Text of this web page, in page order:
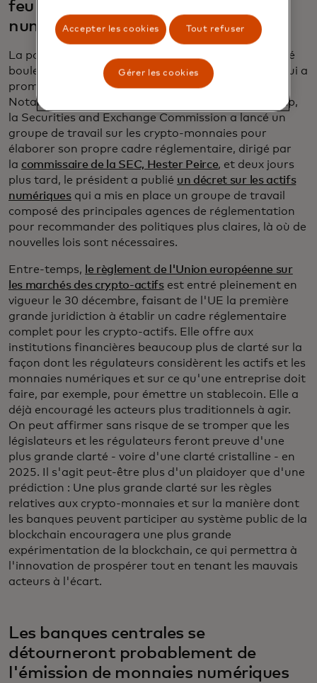
feu vert pour adopter les actifs
numériques.
La position plus crypto-critique des États-Unis a été
bouleversée par l'investiture du président Trump, qui a
promis d'être le premier "crypto-président".
Notamment, dès le deuxième jour complet de Trump,
la Securities and Exchange Commission a lancé un
groupe de travail sur les crypto-monnaies pour
élaborer son propre cadre réglementaire, dirigé par
la commissaire de la SEC, Hester Peirce, et deux jours
plus tard, le président a publié un décret sur les actifs
numériquesqui a mis en place un groupe de travail
composé des principales agences de réglementation
pour recommander des politiques plus claires, là où de
nouvelles lois sont nécessaires.
Entre-temps,
le règlement de l'Union européenne sur
les marchés des crypto-actifsest entré pleinement en
vigueur le 30 décembre, faisant de l'UE la première
grande juridiction à établir un cadre réglementaire
complet pour les crypto-actifs. Elle offre aux
institutions financières beaucoup plus de clarté sur la
façon dont les régulateurs considèrent les actifs et les
monnaies numériques et sur ce qu'une entreprise doit
faire, par exemple, pour émettre un stablecoin. Elle a
déjà encouragé les acteurs plus traditionnels à agir.
On peut affirmer sans risque de se tromper que les
législateurs et les régulateurs feront preuve d'une
plus grande clarté - voire d'une clarté cristalline - en
2025. Il s'agit peut-être plus d'un plaidoyer que d'une
prédiction : Une plus grande clarté sur les règles
relatives aux crypto-monnaies et sur la manière dont
les banques peuvent participer au système public de la
blockchain encouragera une plus grande
expérimentation de la blockchain, ce qui permettra à
l'innovation de prospérer tout en tenant les mauvais
acteurs à l'écart.
Les banques centrales se
détourneront probablement de
l'émission de monnaies numériques
Accepter les cookies Tout refuser
Gérer les cookies